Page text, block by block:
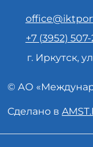
+7 (3952)
г. Иркутск,
© АО «
Сделано в